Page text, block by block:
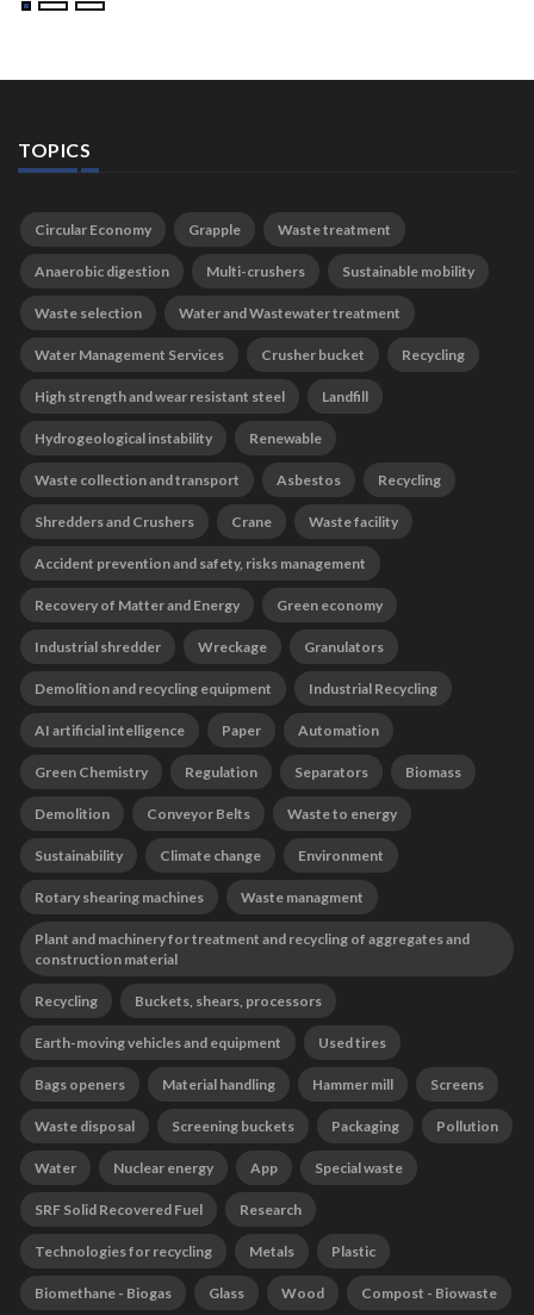
TOPICS
Circular Economy Grapple Waste treatment
Anaerobic digestion Multi-crushers Sustainable mobility
Waste selection Water and Wastewater treatment
Water Management Services Crusher bucket Recycling
High strength and wear resistant steel Landfill
Hydrogeological instability Renewable
Waste collection and transport Asbestos Recycling
Shredders and Crushers Crane Waste facility
Accident prevention and safety, risks management
Recovery of Matter and Energy Green economy
Industrial shredder Wreckage Granulators
Demolition and recycling equipment Industrial Recycling
AI artificial intelligence Paper Automation
Green Chemistry Regulation Separators Biomass
Demolition Conveyor Belts Waste to energy
Sustainability Climate change Environment
Rotary shearing machines Waste managment
Plant and machinery for treatment and recycling of aggregates and
construction material
Recycling Buckets, shears, processors
Earth-moving vehicles and equipment Used tires
Bags openers Material handling Hammer mill Screens
Waste disposal Screening buckets Packaging Pollution
Water Nuclear energy App Special waste
SRF Solid Recovered Fuel Research
Technologies for recycling Metals Plastic
Biomethane - Biogas Glass Wood Compost - Biowaste